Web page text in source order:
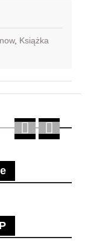
, Książka